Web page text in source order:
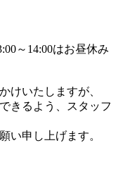
～14:00はお昼休み
けいたしますが、
きるよう、スタッフ
い申し上げます。